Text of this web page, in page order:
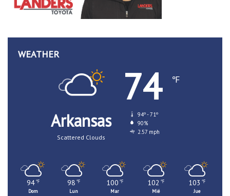
WEATHER
Arkansas
Scattered Clouds
74 ℉
94º - 71º
90%
2.57 mph
94 ℉
Dom
98 ℉
Lun
100 ℉
Mar
102 ℉
Mié
103 ℉
Jue